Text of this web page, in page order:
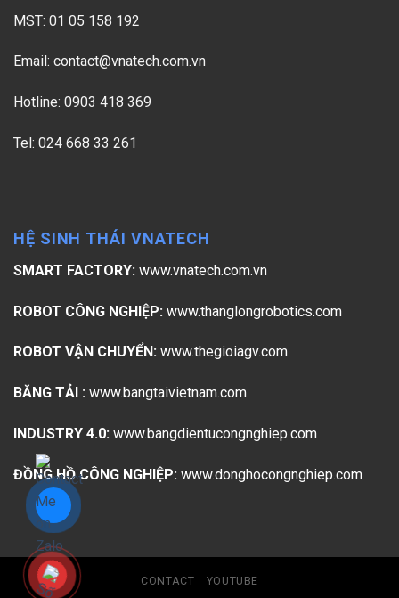
MST: 01 05 158 192
Email: contact@vnatech.com.vn
Hotline: 0903 418 369
Tel: 024 668 33 261
HỆ SINH THÁI VNATECH
SMART FACTORY: www.vnatech.com.vn
ROBOT CÔNG NGHIỆP: www.thanglongrobotics.com
ROBOT VẬN CHUYỂN: www.thegioiagv.com
BĂNG TẢI : www.bangtaivietnam.com
INDUSTRY 4.0: www.bangdientucongnghiep.com
ĐỒNG HỒ CÔNG NGHIỆP: www.donghocongnghiep.com
CONTACT YOUTUBE